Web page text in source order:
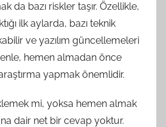
da bazı riskler taşır. Özellikle,
ilk aylarda, bazı teknik
ve yazılım güncellemeleri
hemen almadan önce
yapmak önemlidir.
mi, yoksa hemen almak
dair net bir cevap yoktur.